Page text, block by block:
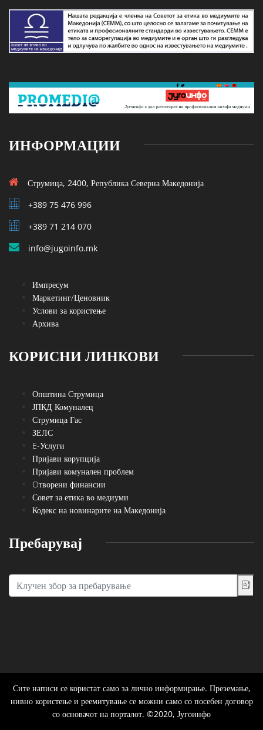
ИНФОРМАЦИИ
Струмица, 2400, Република Северна Македонија
+389 75 476 996
+389 71 214 070
info@jugoinfo.mk
Импресум
Маркетинг/Ценовник
Услови за користење
Архива
КОРИСНИ ЛИНКОВИ
Општина Струмица
ЈПКД Комуналец
Струмица Гас
ЗЕЛС
E-Услуги
Пријави корупција
Пријави комунален проблем
Oтворени финансии
Совет за етика во медиуми
Кодекс на новинарите на Македонија
Пребарувај
Сите написи се користат само за лично информирање. Преземање,
нивно користење и реемитување се можни само со посебен договор
со основачот на порталот. ©2020, Југоинфо